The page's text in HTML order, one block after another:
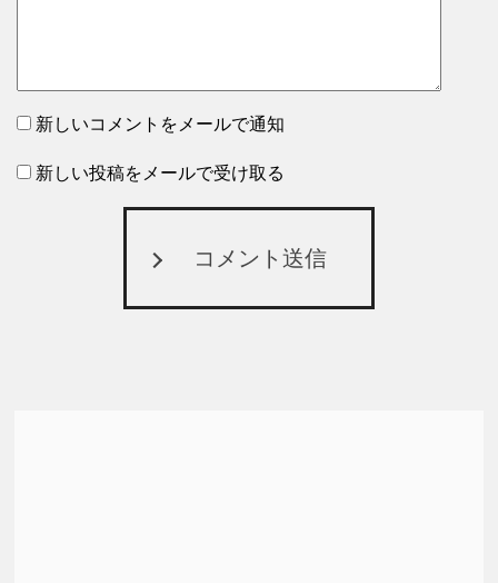
新しいコメントをメールで通知
新しい投稿をメールで受け取る
コメント送信